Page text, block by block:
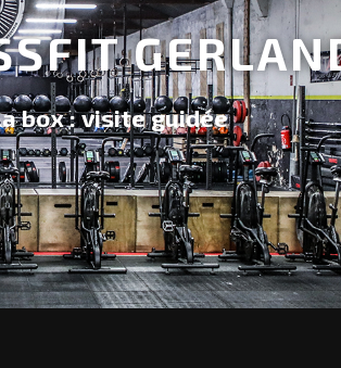
box : visite guidée